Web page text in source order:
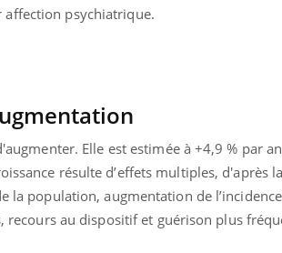
psychiatrique.
Elle est estimée à +4,9 % par
résulte d’effets multiples, d'après
population, augmentation de
recours au dispositif et guérison plus